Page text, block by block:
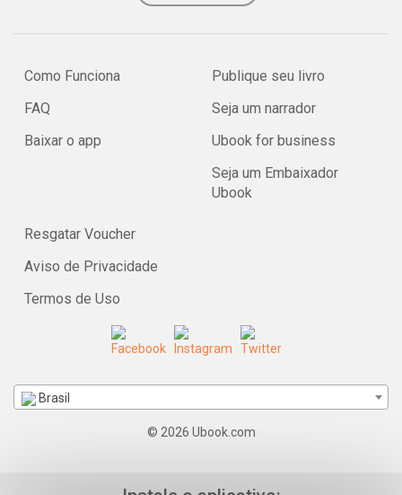
Como Funciona
FAQ
Baixar o app
Publique seu livro
Seja um narrador
Ubook for business
Seja um Embaixador
Ubook
Resgatar Voucher
Aviso de Privacidade
Termos de Uso
Brasil
© 2026 Ubook.com